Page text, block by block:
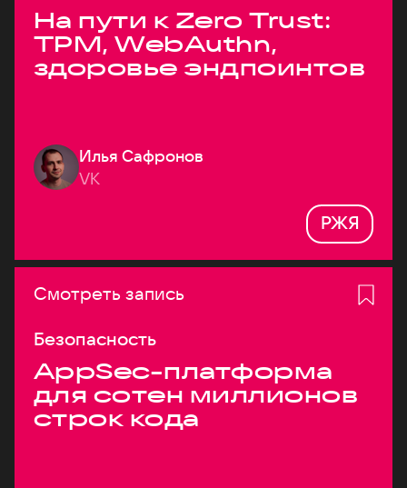
На пути к Zero Trust:
TPM, WebAuthn,
здоровье эндпоинтов
Илья Сафронов
VK
РЖЯ
Смотреть запись
Безопасность
AppSec-платформа
для сотен миллионов
строк кода